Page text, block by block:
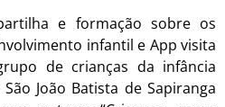
e formação sobre os
infantil e App visita
de crianças da infância
João Batista de Sapiranga